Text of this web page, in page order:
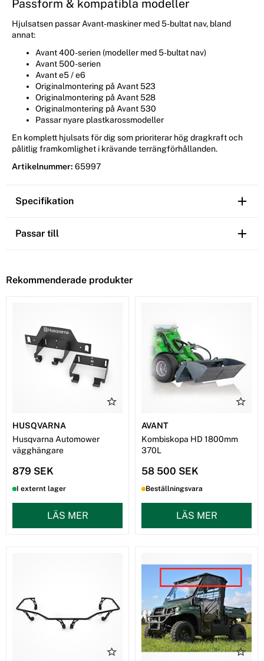
Passform & kompatibla modeller
Hjulsatsen passar Avant-maskiner med 5-bultat nav, bland
annat:
Avant 400-serien (modeller med 5-bultat nav)
Avant 500-serien
Avant e5 / e6
Originalmontering på Avant 523
Originalmontering på Avant 528
Originalmontering på Avant 530
Passar nyare plastkarossmodeller
En komplett hjulsats för dig som prioriterar hög dragkraft och
pålitlig framkomlighet i krävande terrängförhållanden.
Artikelnummer: 65997
Specifikation
Passar till
Rekommenderade produkter
HUSQVARNA
Husqvarna Automower
vägghängare
879 SEK
I externt lager
LÄS MER
AVANT
Kombiskopa HD 1800mm
370L
58 500 SEK
Beställningsvara
LÄS MER